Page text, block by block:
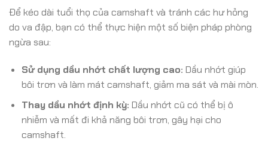
Để kéo dài tuổi thọ của camshaft và tránh các hư hỏng
do va đập, bạn có thể thực hiện một số biện pháp phòng
ngừa sau:
Sử dụng dầu nhớt chất lượng cao: Dầu nhớt giúp
bôi trơn và làm mát camshaft, giảm ma sát và mài mòn.
Thay dầu nhớt định kỳ: Dầu nhớt cũ có thể bị ô
nhiễm và mất đi khả năng bôi trơn, gây hại cho
camshaft.